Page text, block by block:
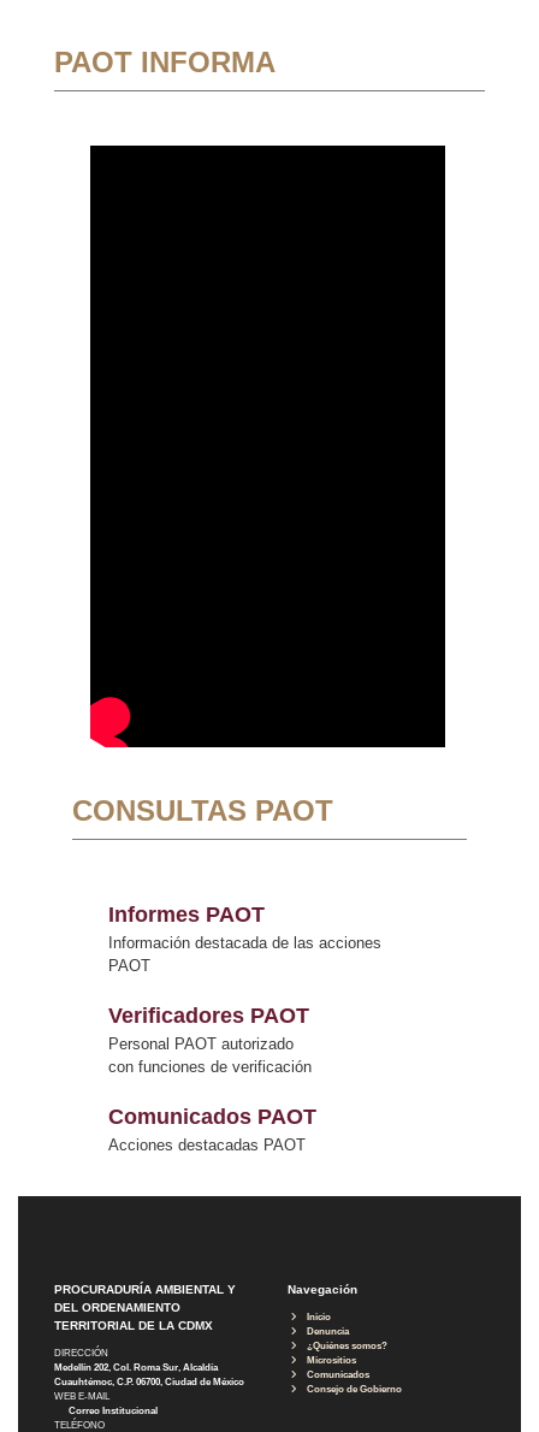
PAOT INFORMA
CONSULTAS PAOT
Informes PAOT
Información destacada de las acciones
PAOT
Verificadores PAOT
Personal PAOT autorizado
con funciones de verificación
Comunicados PAOT
Acciones destacadas PAOT
PROCURADURÍA AMBIENTAL Y
DEL ORDENAMIENTO
TERRITORIAL DE LA CDMX
DIRECCIÓN
Medellín 202, Col. Roma Sur, Alcaldía
Cuauhtémoc, C.P. 06700, Ciudad de México
WEB E-MAIL
Correo Institucional
TELÉFONO
Navegación
Inicio
Denuncia
¿Quiénes somos?
Micrositios
Comunicados
Consejo de Gobierno